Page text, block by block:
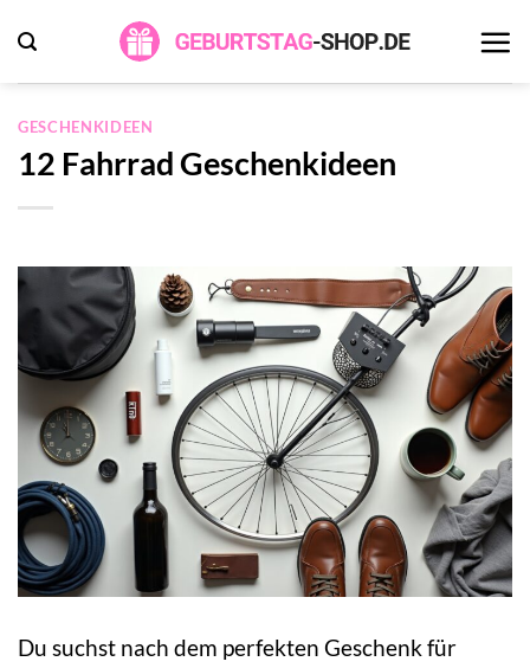
Inhalt
springen
GESCHENKIDEEN
12 Fahrrad Geschenkideen
Du suchst nach dem perfekten Geschenk für